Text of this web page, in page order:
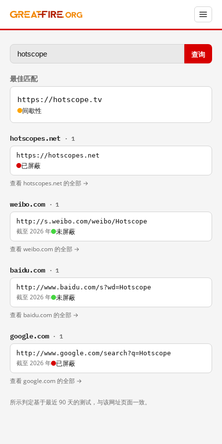
查询
最佳匹配
https://hotscope.tv
间歇性
hotscopes.net · 1
https://hotscopes.net
已屏蔽
查看 hotscopes.net 的全部 →
weibo.com · 1
http://s.weibo.com/weibo/Hotscope
截至 2026 年 未屏蔽
查看 weibo.com 的全部 →
baidu.com · 1
http://www.baidu.com/s?wd=Hotscope
截至 2026 年 未屏蔽
查看 baidu.com 的全部 →
google.com · 1
http://www.google.com/search?q=Hotscope
截至 2026 年 已屏蔽
查看 google.com 的全部 →
所示判定基于最近 90 天的测试，与该网址页面一致。